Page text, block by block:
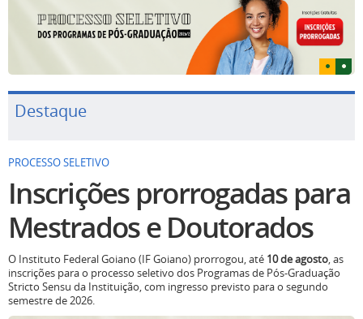
Destaque
PROCESSO SELETIVO
Inscrições prorrogadas para
Mestrados e Doutorados
O Instituto Federal Goiano (IF Goiano) prorrogou, até 10 de agosto, as
inscrições para o processo seletivo dos Programas de Pós-Graduação
Stricto Sensu da Instituição, com ingresso previsto para o segundo
semestre de 2026.